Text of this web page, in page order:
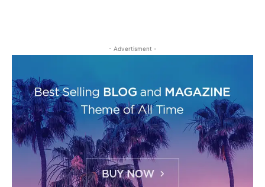
- Advertisment -